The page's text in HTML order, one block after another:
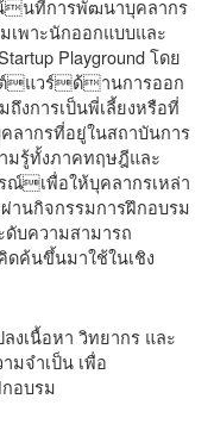
นที่การพัฒนาบุคลากร
เพาะนักออกแบบและ
Playground โดย
แวร์ด้านการออก
งการเป็นพี่เลี้ยงหรือที่
ลากรที่อยู่ในสถาบันการ
มรู้ทั้งภาคทฤษฎีและ
เพื่อให้บุคลากรเหล่า
านกิจกรรมการฝึกอบรม
ดับความสามารถ
ค้นขึ้นมาใช้ในเชิง
งเนื้อหา วิทยากร และ
มจำเป็น เพื่อ
อบรม